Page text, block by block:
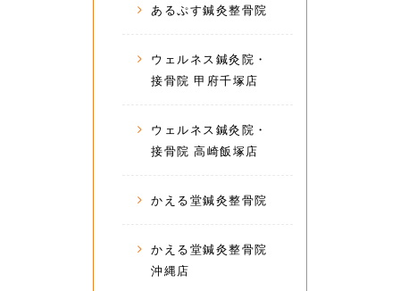
あるぷす鍼灸整骨院
ウェルネス鍼灸院・
接骨院 甲府千塚店
ウェルネス鍼灸院・
接骨院 高崎飯塚店
かえる堂鍼灸整骨院
かえる堂鍼灸整骨院
沖縄店